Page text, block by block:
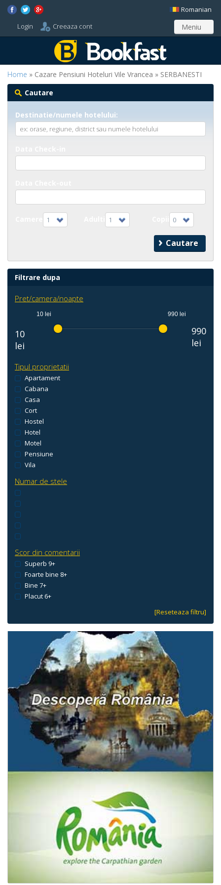
Login Creeaza cont
Romanian
Meniu
Home » Cazare Pensiuni Hoteluri Vile Vrancea » SERBANESTI
Cautare
Destinatie/numele hotelului:
1 1 0
Filtrare dupa
Pret/camera/noapte
10
lei
10 lei 990 lei
990
lei
Tipul proprietatii
Apartament
Cabana
Casa
Cort
Hostel
Hotel
Motel
Pensiune
Vila
Numar de stele
Scor din comentarii
Superb 9+
Foarte bine 8+
Bine 7+
Placut 6+
[Reseteaza filtru]